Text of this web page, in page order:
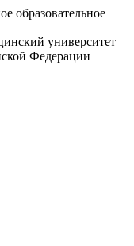
образовательное
университет
Федерации